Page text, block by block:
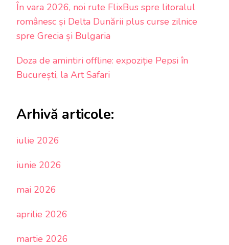
În vara 2026, noi rute FlixBus spre litoralul
românesc și Delta Dunării plus curse zilnice
spre Grecia și Bulgaria
Doza de amintiri offline: expoziție Pepsi în
București, la Art Safari
Arhivă articole:
iulie 2026
iunie 2026
mai 2026
aprilie 2026
martie 2026